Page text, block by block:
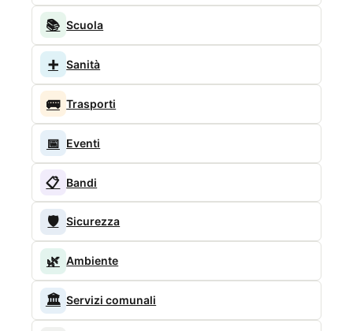
📚 Scuola
➕ Sanità
🚌 Trasporti
📅 Eventi
📋 Bandi
🛡️ Sicurezza
🌿 Ambiente
🏛️ Servizi comunali